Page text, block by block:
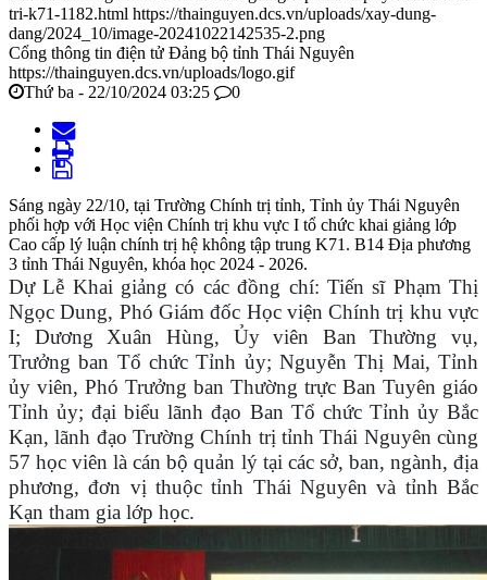
tri-k71-1182.html https://thainguyen.dcs.vn/uploads/xay-dung-
dang/2024_10/image-20241022142535-2.png
Cổng thông tin điện tử Đảng bộ tỉnh Thái Nguyên
https://thainguyen.dcs.vn/uploads/logo.gif
Thứ ba - 22/10/2024 03:25
0
Sáng ngày 22/10, tại Trường Chính trị tỉnh, Tỉnh ủy Thái Nguyên
phối hợp với Học viện Chính trị khu vực I tổ chức khai giảng lớp
Cao cấp lý luận chính trị hệ không tập trung K71. B14 Địa phương
3 tỉnh Thái Nguyên, khóa học 2024 - 2026.
Dự Lễ Khai giảngcó các đồng chí: Tiến sĩPhạm Thị
Ngọc Dung, Phó Giám đốc Học viện Chính trị khu vực
I;
Dương Xuân Hùng, Ủy viên Ban Thường vụ,
Trưởngban Tổ chức Tỉnh ủy; Nguyễn Thị Mai, Tỉnh
ủy viên, Phó Trưởng ban Thường trực Ban Tuyên giáo
Tỉnh ủy; đại biểu lãnh đạo Ban Tổ chức Tỉnh ủy Bắc
Kạn, lãnh đạo Trường Chính trị tỉnh Thái Nguyên cùng
57 học viên làcán bộ quản lý tại các sở, ban, ngành, địa
phương, đơn vịthuộc tỉnh Thái Nguyên và tỉnh Bắc
Kạn tham gia lớp học.